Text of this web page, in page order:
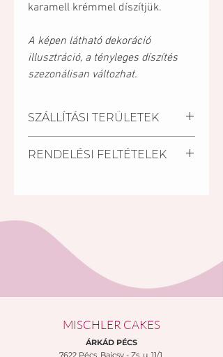
karamell krémmel díszítjük.
A képen látható dekoráció
illusztráció, a tényleges díszítés
szezonálisan változhat.
SZÁLLÍTÁSI TERÜLETEK
Pécs, Kozármisleny, Keszü,
Cukrászdánkban Pécsett, a
Bajcsy-Zsilinszky u. 11/1-ben (az
Árkád Bevásárló Központ alsó
szintjén az INTERSPAR-ral
szemben) vagy a felső szinten a
Bisztróban.
RENDELÉSI FELTÉTELEK
óra) is van lehetőség torta
rendelésre a készleten lévő
tortáink közül S.O.S torta
megjelölésű tortáink közül.
A rendelés minimális összege:
összeget el nem érő
megrendelés esetén nem
MISCHLER CAKES
ÁRKÁD PÉCS
7622 Pécs, Bajcsy - Zs. u. 11/1.